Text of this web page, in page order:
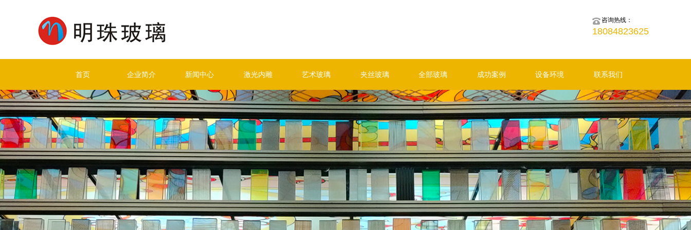
咨询热线：
18084823625
首页 企业简介 新闻中心 激光内雕 艺术玻璃 夹丝玻璃 全部玻璃 成功案例 设备环境 联系我们